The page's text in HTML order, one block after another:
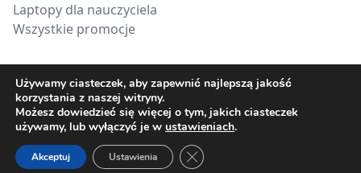
Laptopy dla nauczyciela
Wszystkie promocje
Kontakt
+48 660 538 617
sklep@xerima.com.pl
Używamy ciasteczek, aby zapewnić najlepszą jakość
korzystania z naszej witryny.
Możesz dowiedzieć się więcej o tym, jakich ciasteczek
używamy, lub wyłączyć je w ustawieniach.
Akceptuj Ustawienia Zamknij panel powiadomień o